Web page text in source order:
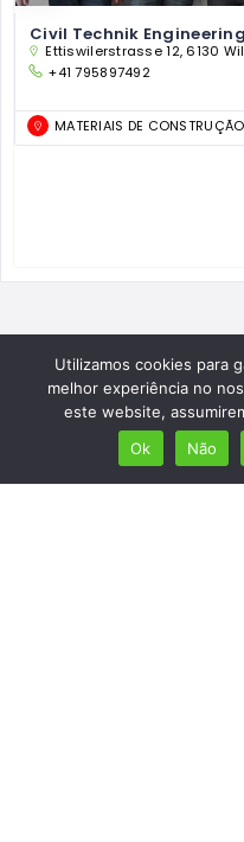
Civil Technik
Ettiswilerstrasse 12, 6130
+41 795897492
MATERIAIS DE CONSTRUÇÃO
Utilizamos cookies para
melhor experiência no
este website,
Ok
Não